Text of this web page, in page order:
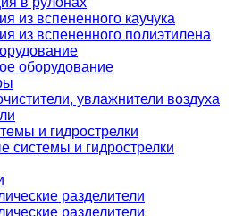
из вспененного каучука
из вспененного полиэтилена
оборудование
увлажнители воздуха
и гидрострелки
системы и гидрострелки
разделители
разделители